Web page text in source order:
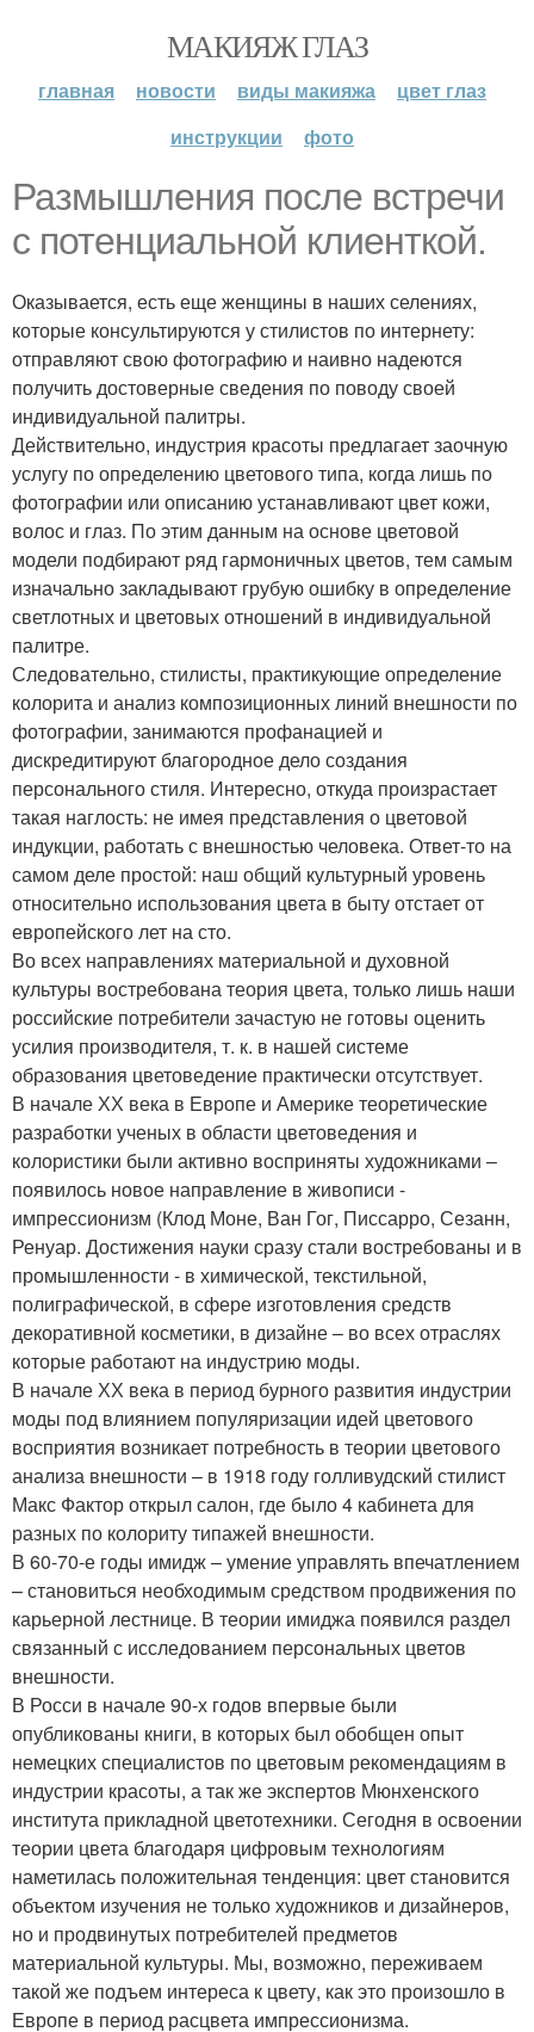
МАКИЯЖ ГЛАЗ
главная новости виды макияжа
цвет глаз
инструкции
фото
Размышления после встречи
с потенциальной клиенткой.
Оказывается, есть еще женщины в наших селениях,
которые консультируются у стилистов по интернету:
отправляют свою фотографию и наивно надеются
получить достоверные сведения по поводу своей
индивидуальной палитры.
Действительно, индустрия красоты предлагает заочную
услугу по определению цветового типа, когда лишь по
фотографии или описанию устанавливают цвет кожи,
волос и глаз. По этим данным на основе цветовой
модели подбирают ряд гармоничных цветов, тем самым
изначально закладывают грубую ошибку в определение
светлотных и цветовых отношений в индивидуальной
палитре.
Следовательно, стилисты, практикующие определение
колорита и анализ композиционных линий внешности по
фотографии, занимаются профанацией и
дискредитируют благородное дело создания
персонального стиля. Интересно, откуда произрастает
такая наглость: не имея представления о цветовой
индукции, работать с внешностью человека. Ответ-то на
самом деле простой: наш общий культурный уровень
относительно использования цвета в быту отстает от
европейского лет на сто.
Во всех направлениях материальной и духовной
культуры востребована теория цвета, только лишь наши
российские потребители зачастую не готовы оценить
усилия производителя, т. к. в нашей системе
образования цветоведение практически отсутствует.
В начале ХХ века в Европе и Америке теоретические
разработки ученых в области цветоведения и
колористики были активно восприняты художниками –
появилось новое направление в живописи -
импрессионизм (Клод Моне, Ван Гог, Писсарро, Сезанн,
Ренуар. Достижения науки сразу стали востребованы и в
промышленности - в химической, текстильной,
полиграфической, в сфере изготовления средств
декоративной косметики, в дизайне – во всех отраслях
которые работают на индустрию моды.
В начале ХХ века в период бурного развития индустрии
моды под влиянием популяризации идей цветового
восприятия возникает потребность в теории цветового
анализа внешности – в 1918 году голливудский стилист
Макс Фактор открыл салон, где было 4 кабинета для
разных по колориту типажей внешности.
В 60-70-е годы имидж – умение управлять впечатлением
– становиться необходимым средством продвижения по
карьерной лестнице. В теории имиджа появился раздел
связанный с исследованием персональных цветов
внешности.
В Росси в начале 90-х годов впервые были
опубликованы книги, в которых был обобщен опыт
немецких специалистов по цветовым рекомендациям в
индустрии красоты, а так же экспертов Мюнхенского
института прикладной цветотехники. Сегодня в освоении
теории цвета благодаря цифровым технологиям
наметилась положительная тенденция: цвет становится
объектом изучения не только художников и дизайнеров,
но и продвинутых потребителей предметов
материальной культуры. Мы, возможно, переживаем
такой же подъем интереса к цвету, как это произошло в
Европе в период расцвета импрессионизма.